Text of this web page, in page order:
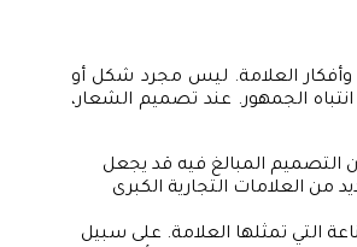
وأفكار العلامة. ليس مجرد شكل أو
الجمهور. عند تصميم الشعار،
التصميم المبالغ فيه قد يجعل
العلامات التجارية الكبرى
التي تمثلها العلامة. على سبيل